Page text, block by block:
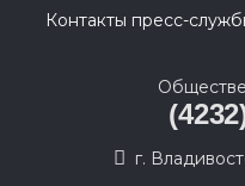
Контакты пресс-
г.